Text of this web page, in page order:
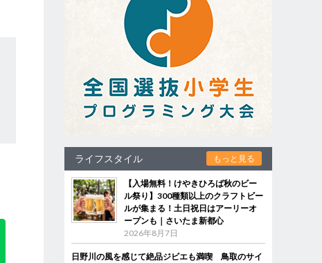
ライフスタイル もっと見る
【入場無料！けやきひろば秋のビー
ル祭り】300種類以上のクラフトビー
ルが集まる！土日祝日はアーリーオ
ープンも｜さいたま新都心
2026年8月7日
日野川の風を感じて絶品ジビエも満喫 鳥取のサイ